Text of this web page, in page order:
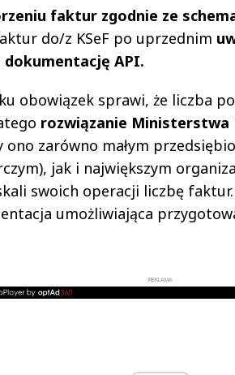
faktur zgodnie ze
do/z KSeF po uprzednim
API.
obowiązek sprawi, że liczba
rozwiązanie Ministerstwa
ono zarówno małym
jak i największym
swoich operacji liczbę
umożliwiająca
REKLAMA